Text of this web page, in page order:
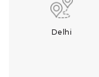
Delhi